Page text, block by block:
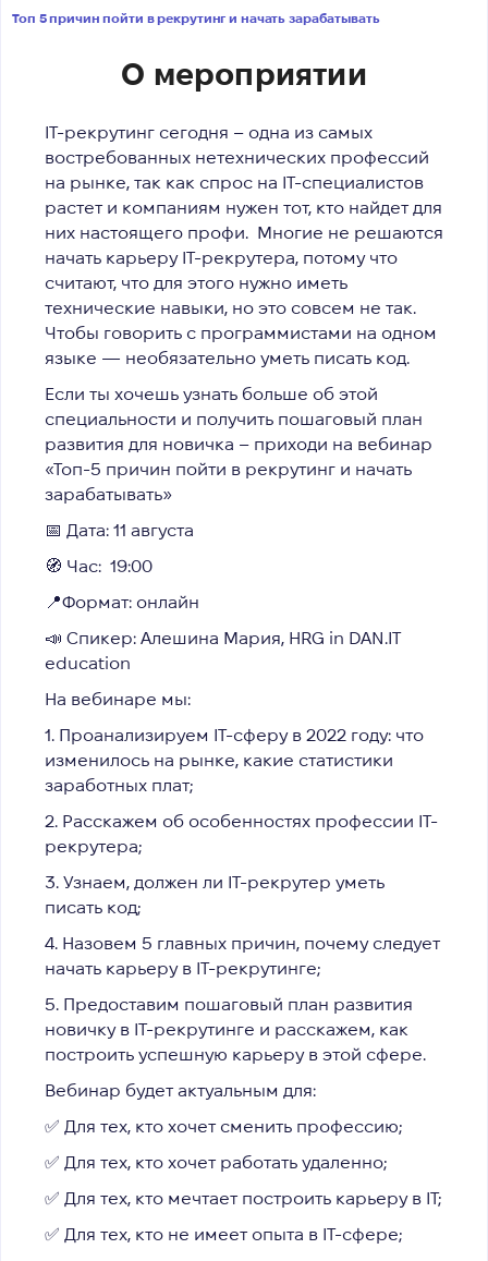
Топ 5 причин пойти в рекрутинг и начать зарабатывать
О мероприятии
IT-рекрутинг сегодня – одна из самых
востребованных нетехнических профессий
на рынке, так как спрос на IT-специалистов
растет и компаниям нужен тот, кто найдет для
них настоящего профи. Многие не решаются
начать карьеру IT-рекрутера, потому что
считают, что для этого нужно иметь
технические навыки, но это совсем не так.
Чтобы говорить с программистами на одном
языке — необязательно уметь писать код.
Если ты хочешь узнать больше об этой
специальности и получить пошаговый план
развития для новичка – приходи на вебинар
«Топ-5 причин пойти в рекрутинг и начать
зарабатывать»
📅 Дата: 11 августа
🧭 Час: 19:00
📍Формат: онлайн
📣 Спикер: Алешина Мария, HRG in DAN.IT
education
На вебинаре мы:
1. Проанализируем IT-cферу в 2022 году: что
изменилось на рынке, какие статистики
заработных плат;
2. Расскажем об особенностях профессии IT-
рекрутера;
3. Узнаем, должен ли IT-рекрутер уметь
писать код;
4. Назовем 5 главных причин, почему следует
начать карьеру в IT-рекрутинге;
5. Предоставим пошаговый план развития
новичку в IТ-рекрутинге и расскажем, как
построить успешную карьеру в этой сфере.
Вебинар будет актуальным для:
✅ Для тех, кто хочет сменить профессию;
✅ Для тех, кто хочет работать удаленно;
✅ Для тех, кто мечтает построить карьеру в IT;
✅ Для тех, кто не имеет опыта в IT-сфере;